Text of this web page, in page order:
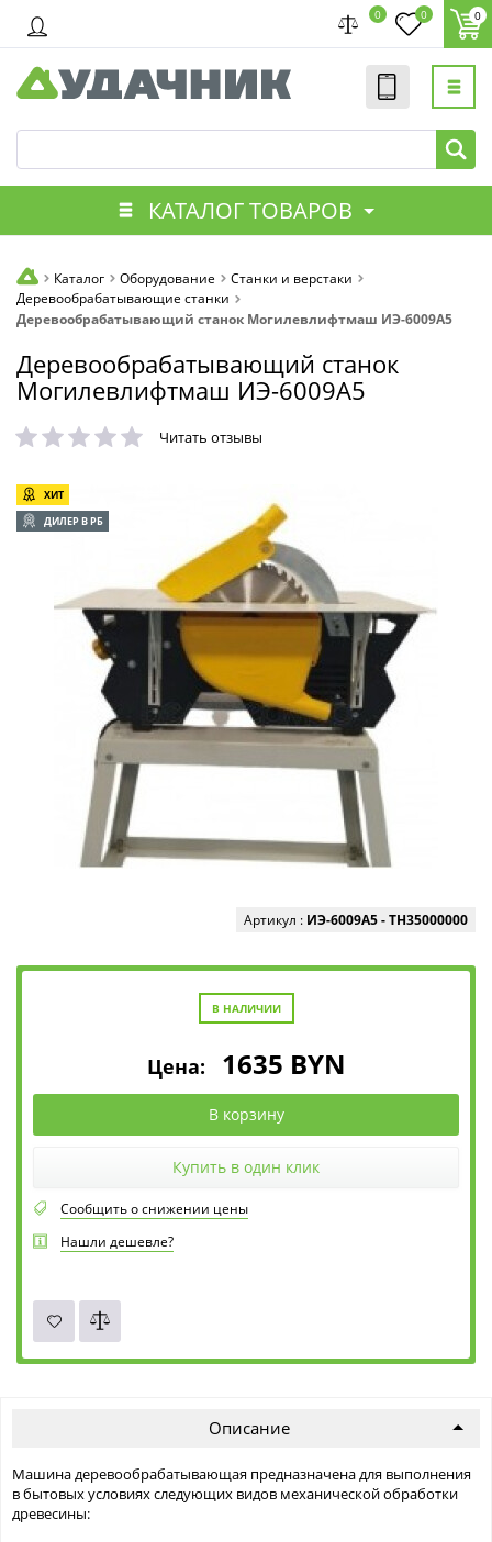
0 0 0
КАТАЛОГ ТОВАРОВ
Каталог Оборудование
Станки и верстаки
Деревообрабатывающие станки
Деревообрабатывающий станок Могилевлифтмаш ИЭ-6009А5
Деревообрабатывающий станок
Могилевлифтмаш ИЭ-6009А5
Читать отзывы
ХИТ
ДИЛЕР В РБ
Артикул : ИЭ-6009А5 - ТН35000000
В НАЛИЧИИ
Цена: 1635 BYN
В корзину
Купить в один клик
Сообщить о снижении цены
Нашли дешевле?
Описание
Машина деревообрабатывающая предназначена для выполнения
в бытовых условиях следующих видов механической обработки
древесины: